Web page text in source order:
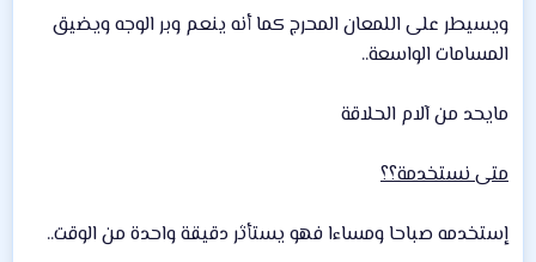
ويسيطر على اللمعان المحرج كما أنه ينعم وبر الوجه ويضيق
المسامات الواسعة..
مايحد من آلام الحلاقة
متى نستخدمة؟؟
إستخدمه صباحا ومساءا فهو يستأثر دقيقة واحدة من الوقت..